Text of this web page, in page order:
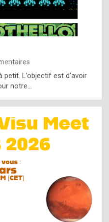
n
L’objectif est d’avoir
notre…